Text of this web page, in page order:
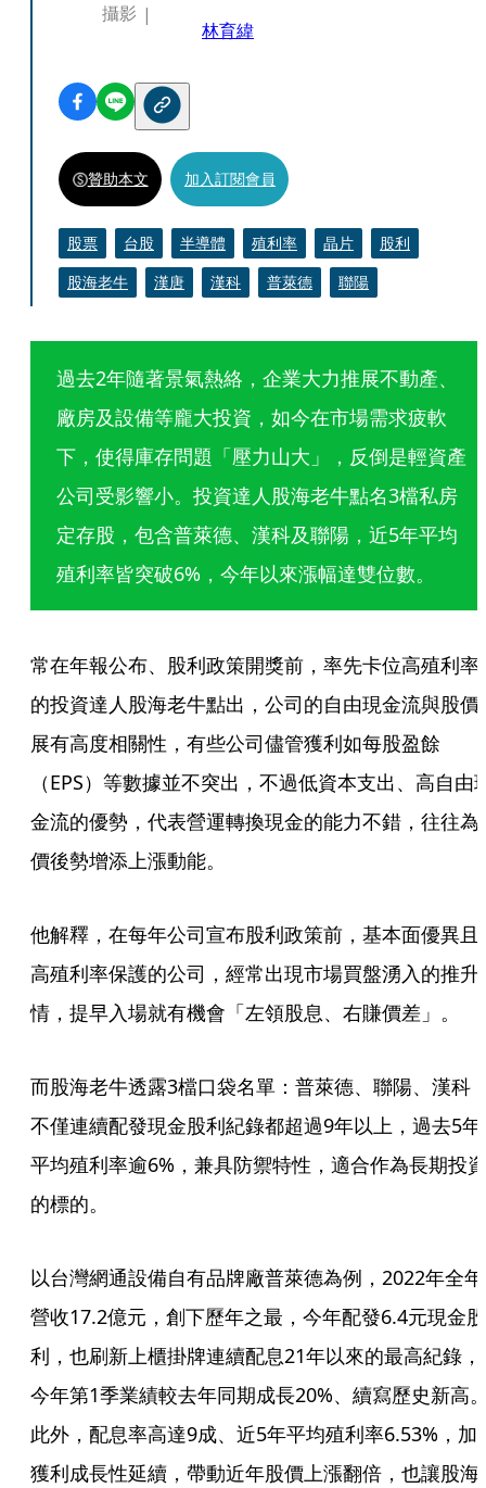
攝影
林育緯
贊助本文 加入訂閱會員
股票 台股 半導體 殖利率 晶片
股利
股海老牛
漢唐 漢科 普萊德 聯陽
過去2年隨著景氣熱絡，企業大力推展不動產、
廠房及設備等龐大投資，如今在市場需求疲軟
下，使得庫存問題「壓力山大」，反倒是輕資產
公司受影響小。投資達人股海老牛點名3檔私房
定存股，包含普萊德、漢科及聯陽，近5年平均
殖利率皆突破6%，今年以來漲幅達雙位數。
常在年報公布、股利政策開獎前，率先卡位高殖利率
的投資達人股海老牛點出，公司的自由現金流與股價
展有高度相關性，有些公司儘管獲利如每股盈餘
（EPS）等數據並不突出，不過低資本支出、高自由
金流的優勢，代表營運轉換現金的能力不錯，往往為
價後勢增添上漲動能。
他解釋，在每年公司宣布股利政策前，基本面優異且
高殖利率保護的公司，經常出現市場買盤湧入的推升
情，提早入場就有機會「左領股息、右賺價差」。
而股海老牛透露3檔口袋名單：普萊德、聯陽、漢科
不僅連續配發現金股利紀錄都超過9年以上，過去5年
平均殖利率逾6%，兼具防禦特性，適合作為長期投資
的標的。
以台灣網通設備自有品牌廠普萊德為例，2022年全年
營收17.2億元，創下歷年之最，今年配發6.4元現金股
利，也刷新上櫃掛牌連續配息21年以來的最高紀錄，
今年第1季業績較去年同期成長20%、續寫歷史新高
此外，配息率高達9成、近5年平均殖利率6.53%，加
獲利成長性延續，帶動近年股價上漲翻倍，也讓股海